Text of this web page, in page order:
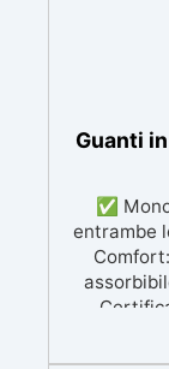
Guanti
✅
entrambe